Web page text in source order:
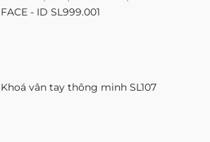
FACE - ID SL999.001
Khoá vân tay thông minh SL107